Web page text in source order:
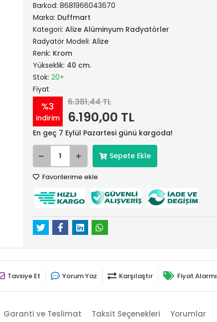
Barkod: 8681966043670
Marka: Duffmart
Kategori: Alize Alüminyum Radyatörler
Radyatör Modeli: Alize
Renk: Krom
Yükseklik: 40 cm.
Stok: 20+
Fiyat
%3
indirim
6.381,44 TL
6.190,00 TL
En geç 7 Eylül Pazartesi günü kargoda!
Sepete Ekle
Favorilerime ekle
Tavsiye Et Yorum Yaz Karşılaştır Fiyat Alarmı
Garanti ve Teslimat Taksit Seçenekleri Yorumlar